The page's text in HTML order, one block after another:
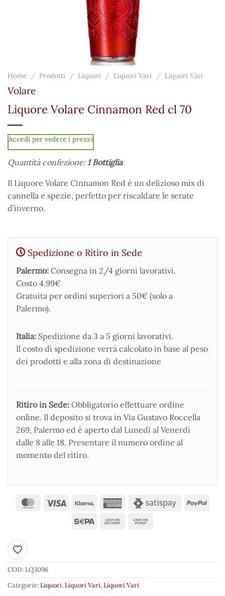
Home / Prodotti / Liquori / Liquori Vari / Liquori Vari
Volare
Liquore Volare Cinnamon Red cl 70
Accedi per vedere i prezzi
Quantità confezione: 1 Bottiglia
Il Liquore Volare Cinnamon Red è un delizioso mix di
cannella e spezie, perfetto per riscaldare le serate
d’inverno.
Spedizione o Ritiro in Sede
Palermo: Consegna in 2/4 giorni lavorativi.
Costo 4,99€
Gratuita per ordini superiori a 50€ (solo a
Palermo).
Italia: Spedizione da 3 a 5 giorni lavorativi.
Il costo di spedizione verrà calcolato in base al peso
dei prodotti e alla zona di destinazione
Ritiro in Sede: Obbligatorio effettuare ordine
online. Il deposito si trova in Via Gustavo Roccella
269, Palermo ed è aperto dal Lunedì al Venerdì
dalle 8 alle 18. Presentare il numero ordine al
momento del ritiro.
Aggiungi ai preferiti
COD:LQ3096
Categorie:Liquori,Liquori Vari,Liquori Vari